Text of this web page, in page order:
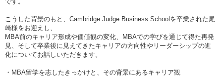
こうした背景のもと、Cambridge Judge Business Schoolを卒業された尾
崎様をお迎えし、
MBA前のキャリア形成や価値観の変化、MBAでの学びを通じて得た再発
見、そして卒業後に見えてきたキャリアの方向性やリーダーシップの進
化についてお話しいただきます。
・MBA留学を志したきっかけと、その背景にあるキャリア観